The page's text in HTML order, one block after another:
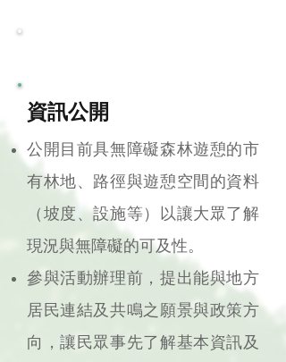
資訊公開
公開目前具無障礙森林遊憩的市
有林地、路徑與遊憩空間的資料
（坡度、設施等）以讓大眾了解
現況與無障礙的可及性。
參與活動辦理前，提出能與地方
居民連結及共鳴之願景與政策方
向，讓民眾事先了解基本資訊及